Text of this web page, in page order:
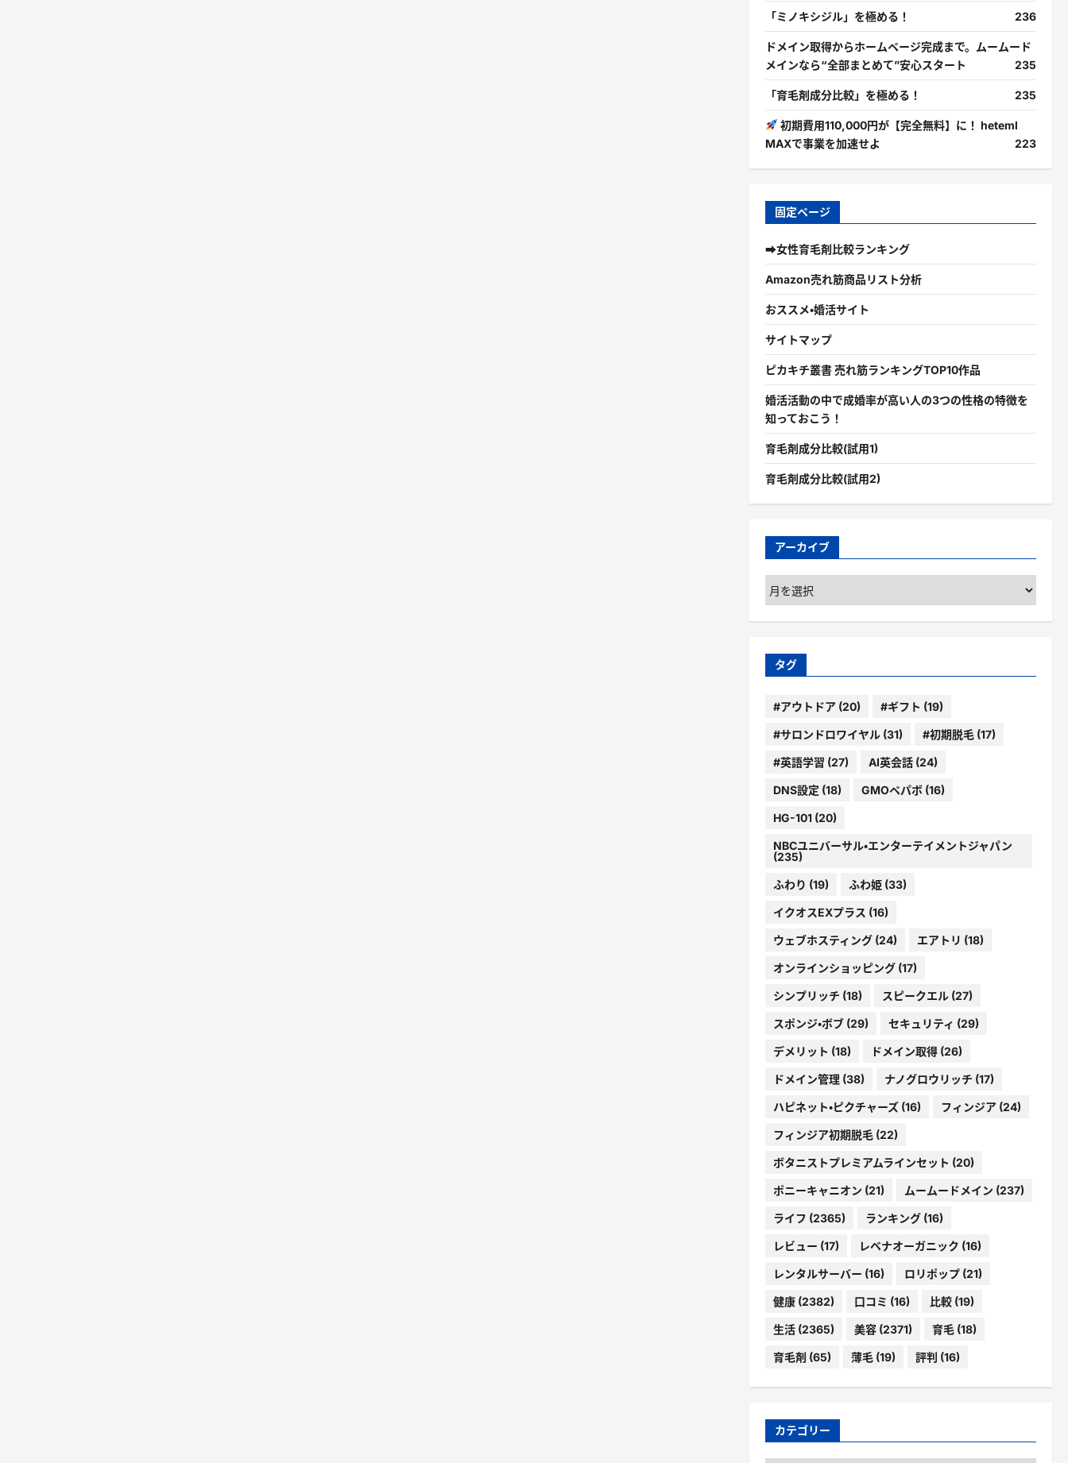
「ミノキシジル」を極める！ 236
ドメイン取得からホームページ完成まで。ムームード
メインなら“全部まとめて”安心スタート
235
「育毛剤成分比較」を極める！ 235
初期費用110,000円が【完全無料】に！ heteml
MAXで事業を加速せよ
223
固定ページ
➡女性育毛剤比較ランキング
Amazon売れ筋商品リスト分析
おススメ・婚活サイト
サイトマップ
ピカキチ叢書 売れ筋ランキングTOP10作品
婚活活動の中で成婚率が高い人の3つの性格の特徴を
知っておこう！
育毛剤成分比較(試用1)
育毛剤成分比較(試用2)
アーカイブ
ア
ー
カ
ブ
タグ
#アウトドア(20) #ギフト (19)
#サロンドロワイヤル(31) #初期脱毛(17)
#英語学習 (27) AI英会話(24)
DNS設定 (18) GMOペパボ(16)
HG-101(20)
NBCユニバーサル・エンターテイメントジャパン
(235)
ふわり (19) ふわ姫(33)
イクオスEXプラス (16)
ウェブホスティング(24) エアトリ (18)
オンラインショッピング(17)
シンプリッチ (18) スピークエル(27)
スポンジ・ボブ(29) セキュリティ (29)
デメリット (18) ドメイン取得(26)
ドメイン管理(38) ナノグロウリッチ (17)
ハピネット・ピクチャーズ(16) フィンジア(24)
フィンジア初期脱毛(22)
ボタニストプレミアムラインセット (20)
ポニーキャニオン (21) ムームードメイン (237)
ライフ (2365) ランキング(16)
レビュー (17) レベナオーガニック (16)
レンタルサーバー (16) ロリポップ(21)
健康(2382) 口コミ (16) 比較(19)
生活(2365) 美容(2371) 育毛(18)
育毛剤 (65) 薄毛(19) 評判 (16)
カテゴリー